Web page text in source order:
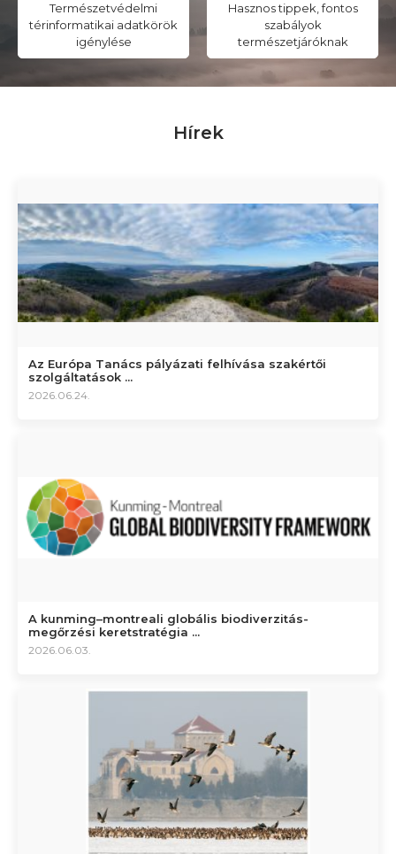
Természetvédelmi
térinformatikai adatkörök
igénylése
Hasznos tippek, fontos
szabályok
természetjáróknak
Hírek
Az Európa Tanács pályázati felhívása szakértői
szolgáltatások ...
2026.06.24.
A kunming–montreali globális biodiverzitás-
megőrzési keretstratégia ...
2026.06.03.